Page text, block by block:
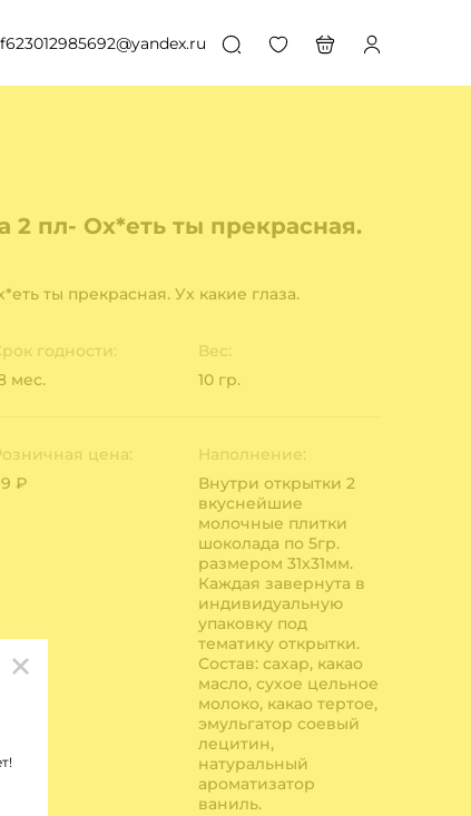
2 пл- Ох*еть ты прекрасная.
ты прекрасная. Ух какие глаза.
годности:
мес.
Вес:
10 гр.
цена:
₽
Наполнение:
Внутри открытки 2
вкуснейшие
молочные плитки
шоколада по 5гр.
размером 31х31мм.
Каждая завернута в
индивидуальную
упаковку под
тематику открытки.
Состав: сахар, какао
масло, сухое цельное
молоко, какао тертое,
эмульгатор соевый
лецитин,
натуральный
ароматизатор
ваниль.